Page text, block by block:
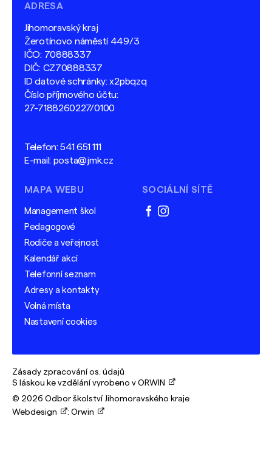
ADRESA
Jihomoravský kraj
Žerotínovo náměstí 449/3
IČO: 70888337
DIČ: CZ70888337
ID datové schránky: x2pbqzq
Číslo příjmového účtu:
27-7188260227/0100
Telefon:541 651 111
E-mail: posta@jmk.cz
MAPA WEBU
Management škol
Pedagogové
Rodiče a veřejnost
Kalendář akcí
Telefonní seznam
Adresy a kontakty
Volná místa
Nastavení cookies
SOCIÁLNÍ SÍTĚ
facebook
instagram
Zásady zpracování os. údajů
S láskou ke vzdělání vyrobeno v ORWIN
© 2026 Odbor školství Jihomoravského kraje
Webdesign
: Orwin